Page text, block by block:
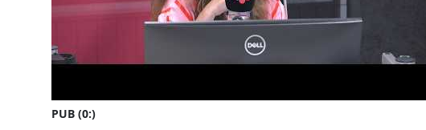
PUB (0:)